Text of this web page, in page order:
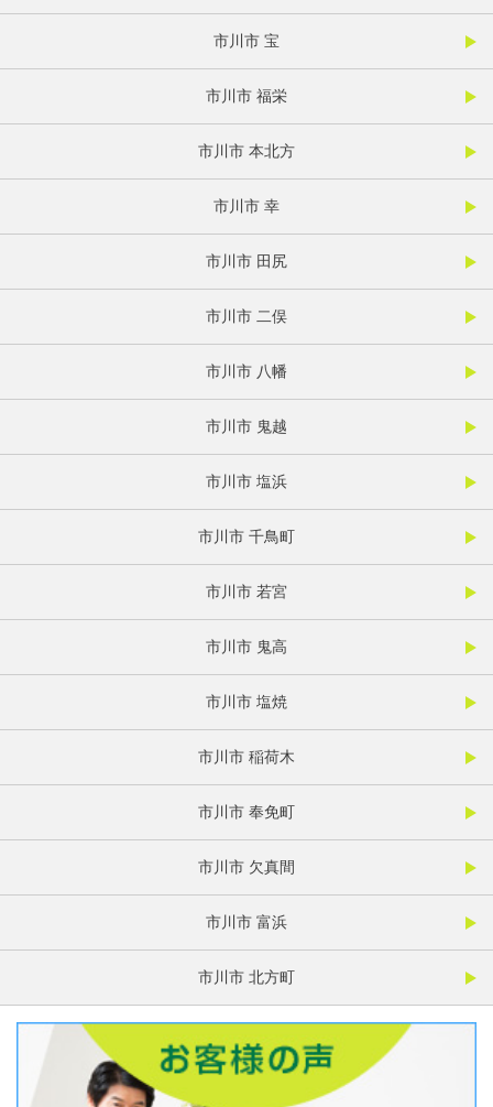
市川市 宝
市川市 福栄
市川市 本北方
市川市 幸
市川市 田尻
市川市 二俣
市川市 八幡
市川市 鬼越
市川市 塩浜
市川市 千鳥町
市川市 若宮
市川市 鬼高
市川市 塩焼
市川市 稲荷木
市川市 奉免町
市川市 欠真間
市川市 富浜
市川市 北方町